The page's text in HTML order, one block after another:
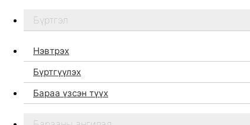
Бүртгэл
Нэвтрэх
Бүртгүүлэх
Бараа үзсэн түүх